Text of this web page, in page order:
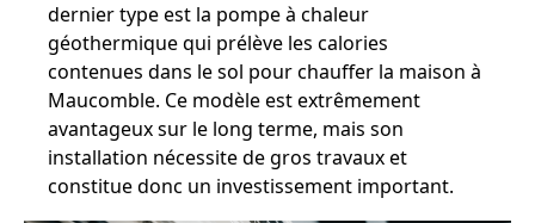
dernier type est la pompe à chaleur
géothermique qui prélève les calories
contenues dans le sol pour chauffer la maison à
Maucomble. Ce modèle est extrêmement
avantageux sur le long terme, mais son
installation nécessite de gros travaux et
constitue donc un investissement important.